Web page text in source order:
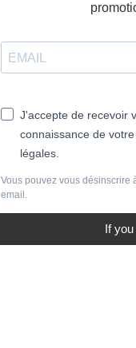
J'accepte de recevoir
connaissance de
légales.
Vous pouvez vous désinscrire
email.
If